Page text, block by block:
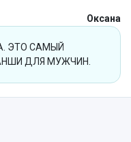
Оксана
ЭТО САМЫЙ
ДЛЯ МУЖЧИН.